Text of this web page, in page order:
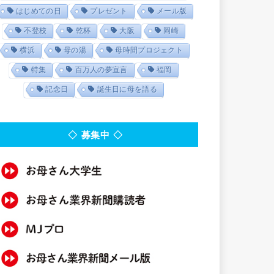
はじめての日 プレゼント メール版
不登校 乾杯 大阪 岡崎
横浜 母の湯 母時間プロジェクト
特集 百万人の夢宣言 福岡
記念日 誕生日に母を語る
◇ 募集中 ◇